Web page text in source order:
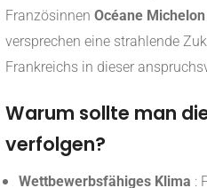
Französinnen Océane Michelon
versprechen eine strahlende
Frankreichs in dieser
Warum sollte man
verfolgen?
Wettbewerbsfähiges Klima :